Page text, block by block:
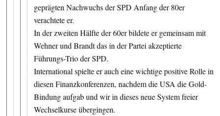
geprägten Nachwuchs der SPD Anfang der 80er
verachtete er.
In der zweiten Hälfte der 60er bildete er gemeinsam mit
Wehner und Brandt das in der Partei akzeptierte
Führungs-Trio der SPD.
International spielte er auch eine wichtige positive Rolle in
diesen Finanzkonferenzen, nachdem die USA die Gold-
Bindung aufgab und wir in dieses neue System freier
Wechselkurse übergingen.